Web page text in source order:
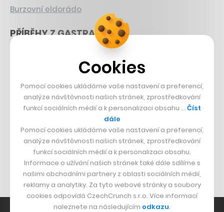
Burzovní eldorádo
PŘÍBĚHY Z GASTRA
Francouzský šéfkuchař na Šumavě
Dva golfisti, co pečou
DESIGN
Bomma není tichá
Originální hodinky
Nábytek z betonu
Cookies
Pomocí cookies ukládáme vaše nastavení a preferencí,
analýze návštěvnosti našich stránek, zprostředkování
funkcí sociálních médií a k personalizaci obsahu … Číst
dále
Pomocí cookies ukládáme vaše nastavení a preferencí,
analýze návštěvnosti našich stránek, zprostředkování
funkcí sociálních médií a k personalizaci obsahu.
Informace o užívání našich stránek také dále sdílíme s
našimi obchodními partnery z oblasti sociálních médií,
reklamy a analytiky. Za tyto webové stránky a soubory
cookies odpovídá CzechCrunch s.r.o. Více informací
naleznete na následujícím odkazu.